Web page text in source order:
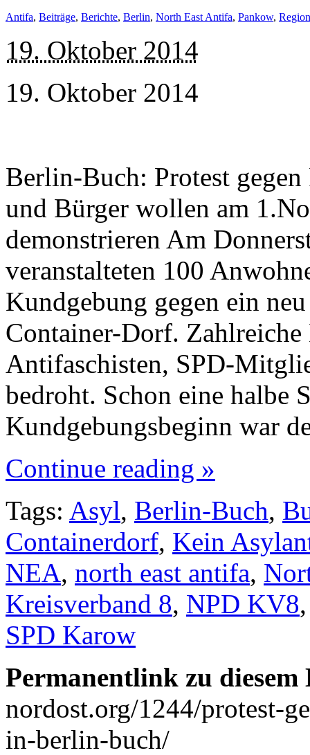
Antifa, Beiträge, Berichte, Berlin, North East Antifa, Pankow, Region
19. Oktober 2014
19. Oktober 2014
Berlin-Buch: Protest
und Bürger wollen am
demonstrieren Am
veranstalteten 100
Kundgebung gegen ein
Container-Dorf.
Antifaschisten, SPD-
bedroht. Schon eine halbe
Kundgebungsbeginn war
Continue reading »
Tags: Asyl, Berlin-Buch,
Containerdorf, Kein
NEA, north east antifa,
Kreisverband 8, NPD KV8
SPD Karow
Permanentlink zu
nordost.org/1244/protest-
in-berlin-buch/